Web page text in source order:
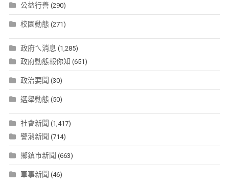
公益行善(290)
校園動態 (271)
政府ㄟ消息 (1,285)
政府動態報你知 (651)
政治要聞 (30)
選舉動態 (50)
社會新聞 (1,417)
警消新聞 (714)
鄉鎮市新聞 (663)
軍事新聞 (46)